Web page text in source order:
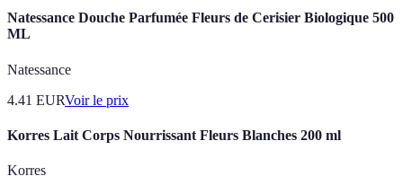
Natessance Douche Parfumée Fleurs de Cerisier Biologique 500
ML
Natessance
4.41 EURVoir le prix
Korres Lait Corps Nourrissant Fleurs Blanches 200 ml
Korres